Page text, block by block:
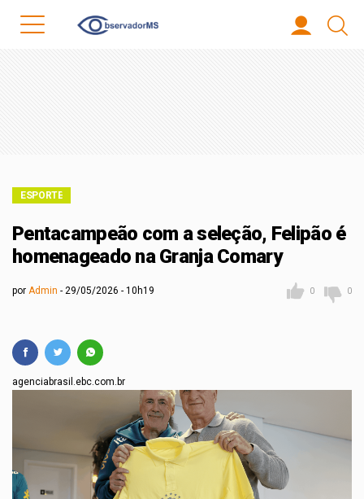
ESPORTE
Pentacampeão com a seleção, Felipão é
homenageado na Granja Comary
por Admin 29/05/2026 - 10h19 0 0
agenciabrasil.ebc.com.br